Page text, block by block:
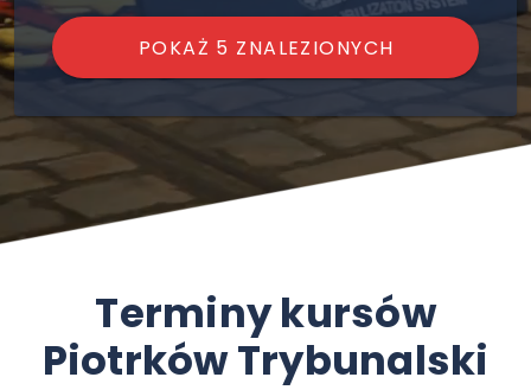
POKAŻ 5 ZNALEZIONYCH
Terminy kursów
Piotrków Trybunalski